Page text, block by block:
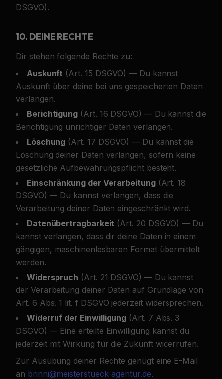
DSGVO).
10. DEINE RECHTE
Dir stehen folgende Rechte zu:
Auskunft (Art. 15 DSGVO) — Du kannst
Auskunft über deine bei uns gespeicherten Daten
verlangen.
Berichtigung (Art. 16 DSGVO) — Du kannst die
Berichtigung unrichtiger Daten verlangen.
Löschung (Art. 17 DSGVO) — Du kannst die
Löschung deiner Daten verlangen, sofern keine
gesetzliche Aufbewahrungspflicht besteht.
Einschränkung der Verarbeitung (Art. 18
DSGVO) — Du kannst verlangen, dass die
Verarbeitung deiner Daten eingeschränkt wird.
Datenübertragbarkeit (Art. 20 DSGVO) — Du
kannst verlangen, dass dir deine Daten in einem
gängigen, maschinenlesbaren Format übermittelt
werden.
Widerspruch (Art. 21 DSGVO) — Du kannst
der Verarbeitung deiner Daten auf Grundlage von
Art. 6 Abs. 1 lit. f DSGVO jederzeit widersprechen.
Widerruf der Einwilligung (Art. 7 Abs. 3
DSGVO) — Eine erteilte Einwilligung kannst du
jederzeit mit Wirkung für die Zukunft widerrufen.
Zur Ausübung deiner Rechte genügt eine E-Mail
an brinni@meisterstueck-agentur.de.